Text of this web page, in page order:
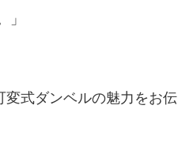
」
変式ダンベルの魅力をお伝